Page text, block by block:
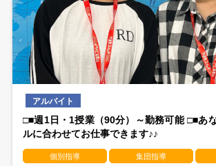
アルバイト
□■週1日・1授業（90分）～勤務可能 □■あ
ルに合わせてお仕事できます♪♪
個別指導 集団指導